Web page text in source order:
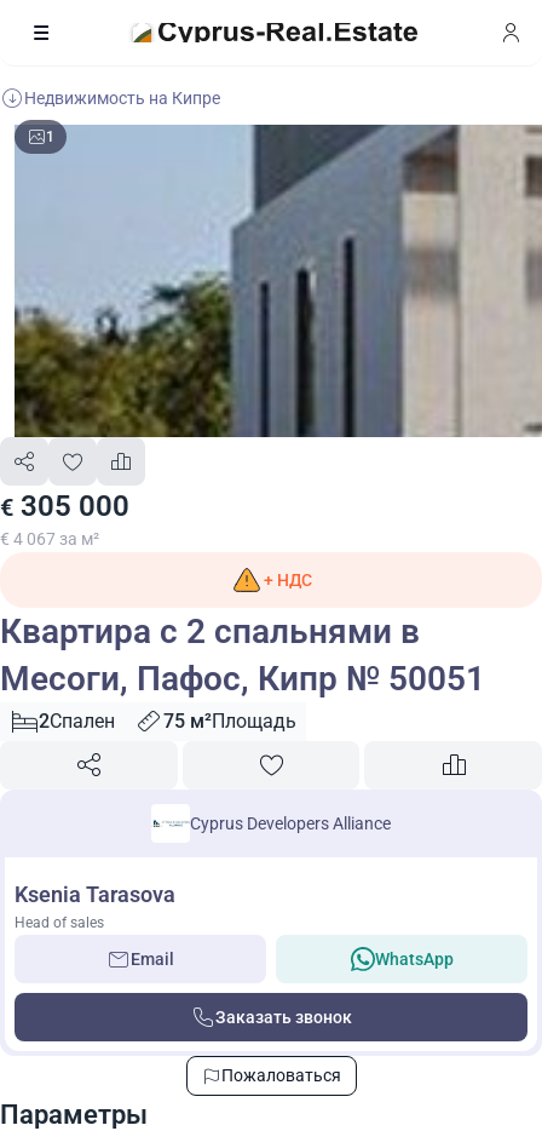
Недвижимость на Кипре
1
€ 305 000
€ 4 067 за м²
+ НДС
Квартира с 2 спальнями в
Месоги, Пафос, Кипр № 50051
2Спален 75 м²Площадь
Cyprus Developers Alliance
Ksenia Tarasova
Head of sales
Email WhatsApp
Заказать звонок
Пожаловаться
Параметры